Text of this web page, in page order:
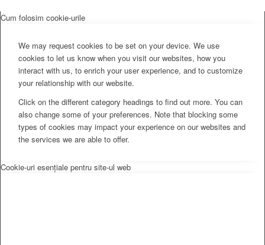
Cum folosim cookie-urile
We may request cookies to be set on your device. We use
cookies to let us know when you visit our websites, how you
interact with us, to enrich your user experience, and to customize
your relationship with our website.
Click on the different category headings to find out more. You can
also change some of your preferences. Note that blocking some
types of cookies may impact your experience on our websites and
the services we are able to offer.
Cookie-uri esențiale pentru site-ul web